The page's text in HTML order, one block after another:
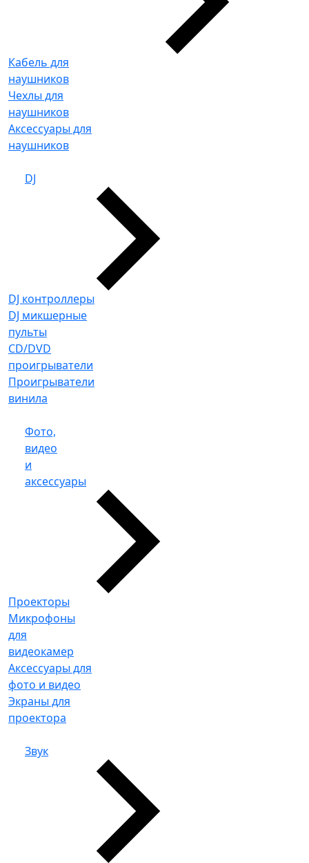
Кабель для
наушников
Чехлы для
наушников
Аксессуары для
наушников
DJ
DJ контроллеры
DJ микшерные
пульты
CD/DVD
проигрыватели
Проигрыватели
винила
Фото,
видео
и
аксессуары
Проекторы
Микрофоны
для
видеокамер
Аксессуары для
фото и видео
Экраны для
проектора
Звук